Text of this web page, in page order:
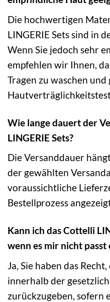
Die hochwertigen
LINGERIE Sets sind in
Wenn Sie jedoch sehr
empfehlen wir Ihnen,
Tragen zu waschen
Wie lange dauert der
LINGERIE Sets?
Die Versanddauer
der gewählten
voraussichtliche
Bestellprozess
Kann ich das Cottelli
wenn es mir nicht passt
Ja, Sie haben das
innerhalb der
zurückzugeben, sofern